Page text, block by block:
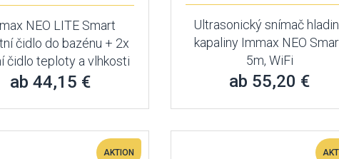
NEO LITE Smart
čidlo do bazénu + 2x
čidlo teploty a vlhkosti
ab 44,15 €
Ultrasonický snímač
kapaliny Immax NEO
5m, WiFi
ab 55,20 €
AKTION